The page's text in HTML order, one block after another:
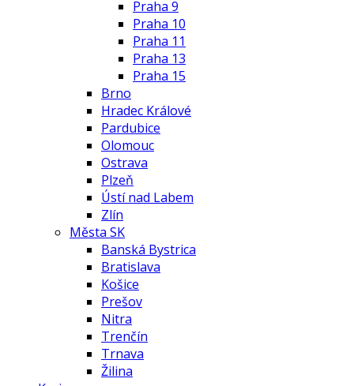
Praha 9
Praha 10
Praha 11
Praha 13
Praha 15
Brno
Hradec Králové
Pardubice
Olomouc
Ostrava
Plzeň
Ústí nad Labem
Zlín
Města SK
Banská Bystrica
Bratislava
Košice
Prešov
Nitra
Trenčín
Trnava
Žilina